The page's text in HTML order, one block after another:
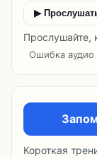
▶
Прослушайте,
Ошибка аудио
Короткая